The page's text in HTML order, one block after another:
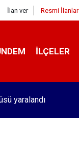
İlan ver Resmi İlanlar
İLÇELER
yaralandı